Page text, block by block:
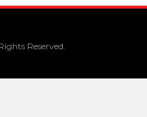
Reserved.